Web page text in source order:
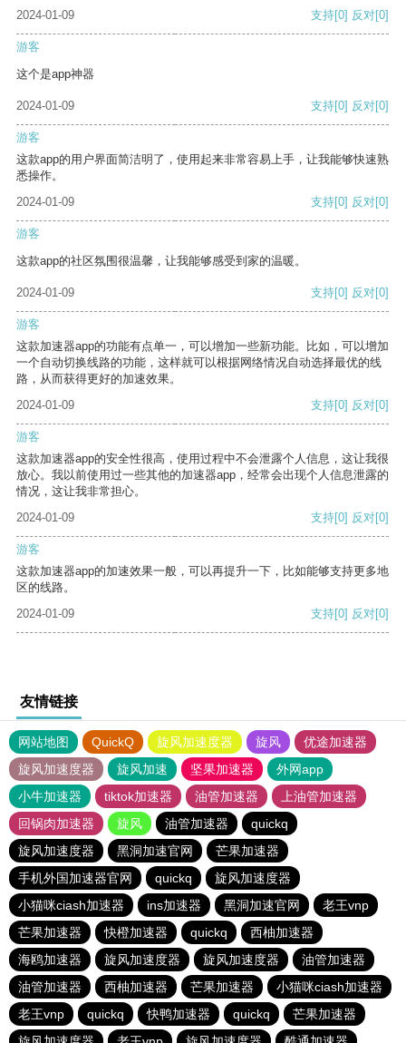
2024-01-09 支持[0] 反对[0]
游客
这个是app神器
2024-01-09 支持[0] 反对[0]
游客
这款app的用户界面简洁明了，使用起来非常容易上手，让我能够快速熟
悉操作。
2024-01-09
支持[0] 反对[0]
游客
这款app的社区氛围很温馨，让我能够感受到家的温暖。
2024-01-09 支持[0] 反对[0]
游客
这款加速器app的功能有点单一，可以增加一些新功能。比如，可以增加
一个自动切换线路的功能，这样就可以根据网络情况自动选择最优的线
路，从而获得更好的加速效果。
2024-01-09
支持[0] 反对[0]
游客
这款加速器app的安全性很高，使用过程中不会泄露个人信息，这让我很
放心。我以前使用过一些其他的加速器app，经常会出现个人信息泄露的
情况，这让我非常担心。
2024-01-09
支持[0] 反对[0]
游客
这款加速器app的加速效果一般，可以再提升一下，比如能够支持更多地
区的线路。
2024-01-09
支持[0] 反对[0]
友情链接
网站地图 QuickQ 旋风加速度器 旋风
优途加速器
旋风加速度器
旋风加速 坚果加速器
外网app
小牛加速器
tiktok加速器 油管加速器
上油管加速器
回锅肉加速器
旋风 油管加速器
quickq
旋风加速度器
黑洞加速官网
芒果加速器
手机外国加速器官网
quickq
旋风加速度器
小猫咪ciash加速器
ins加速器 黑洞加速官网
老王vnp
芒果加速器
快橙加速器 quickq
西柚加速器
海鸥加速器
旋风加速度器 旋风加速度器
油管加速器
油管加速器
西柚加速器 芒果加速器
小猫咪ciash加速器
老王vnp
quickq 快鸭加速器 quickq
芒果加速器